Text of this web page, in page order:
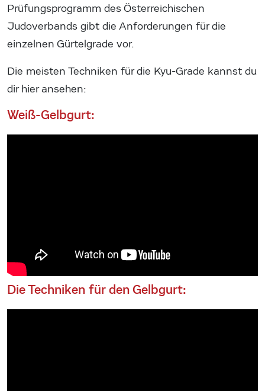
Prüfungsprogramm des Österreichischen
Judoverbands gibt die Anforderungen für die
einzelnen Gürtelgrade vor.
Die meisten Techniken für die Kyu-Grade kannst du
dir hier ansehen:
Weiß-Gelbgurt:
Die Techniken für den Gelbgurt: